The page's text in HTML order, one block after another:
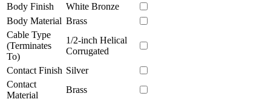
Body Finish
White Bronze
Body Material Brass
Cable Type
(Terminates
To)
1/2-inch Helical
Corrugated
Contact Finish Silver
Contact
Material
Brass